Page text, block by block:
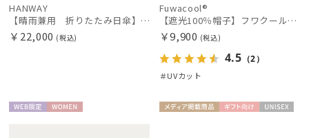
HANWAY
【晴雨兼用 折りたたみ日傘】ハンウェイ（ＨＡＮＷＡＹ）Vestido de frida（べスティード・デ・フリーダ）
￥22,000 (税込)
Fuwacool®
【遮光100％帽子】フワクール® (Fuwacool®) ローラブルハット 遮光100 UV100
￥9,900 (税込)
4.5 （2）
＃UVカット